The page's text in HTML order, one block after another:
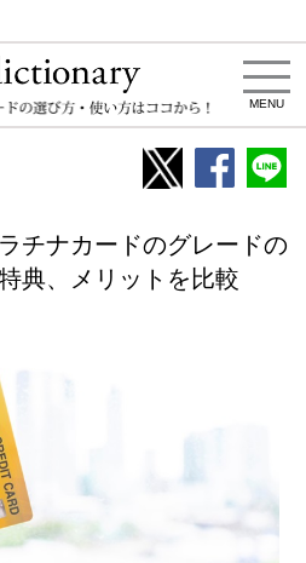
MENU
チナカードのグレードの
典、メリットを比較